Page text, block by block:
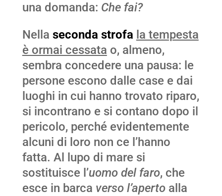
una domanda: Che fai?
Nella seconda strofa la tempesta
è ormai cessata o, almeno,
sembra concedere una pausa: le
persone escono dalle case e dai
luoghi in cui hanno trovato riparo,
si incontrano e si contano dopo il
pericolo, perché evidentemente
alcuni di loro non ce l’hanno
fatta. Al lupo di mare si
sostituisce l’uomo del faro, che
esce in barca verso l’apertoalla